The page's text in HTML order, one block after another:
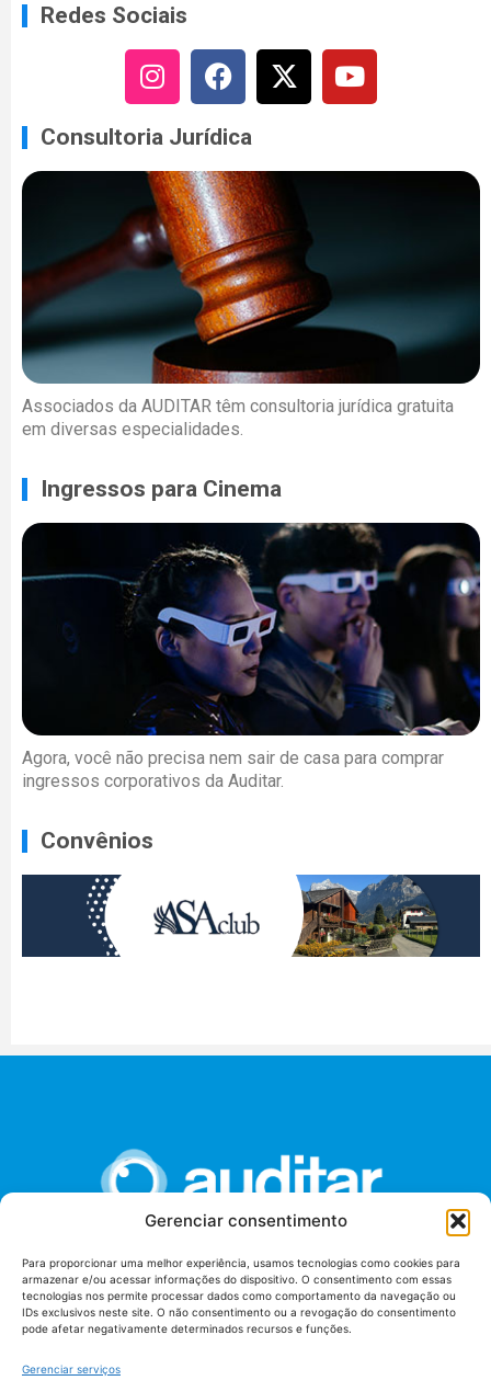
Gerenciar consentimento
Para proporcionar uma melhor experiência, usamos tecnologias como cookies para
armazenar e/ou acessar informações do dispositivo. O consentimento com essas
tecnologias nos permite processar dados como comportamento da navegação ou
IDs exclusivos neste site. O não consentimento ou a revogação do consentimento
pode afetar negativamente determinados recursos e funções.
Gerenciar serviços
Redes Sociais
Consultoria Jurídica
Associados da AUDITAR têm consultoria jurídica gratuita
em diversas especialidades.
Ingressos para Cinema
Agora, você não precisa nem sair de casa para comprar
ingressos corporativos da Auditar.
Convênios
União dos Auditores Federais de Controle Externo -
AUDITAR
Setor de Administração Federal Sul (SAF/Sul), Qd. 04, Lt. 01
Tribunal de Contas da União (TCU), Subsolo, Sala S04